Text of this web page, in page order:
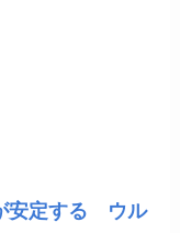
安定する ウル